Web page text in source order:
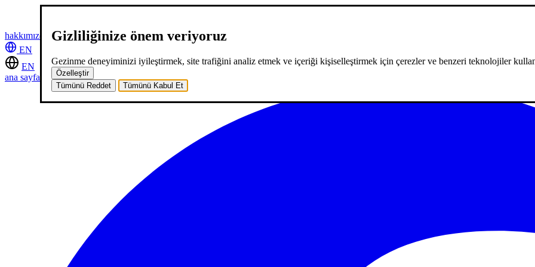
Gizliliğinize önem veriyoruz
Gezinme deneyiminizi iyileştirmek, site trafiğini analiz etmek ve içeriği kişiselleştirmek için çerezler ve benzeri teknolojiler
Özelleştir
Tümünü Reddet
Tümünü Kabul Et
hakkımızda hizmetlerimizneler yaptıkkariyer2 blogiletişim
EN
EN
ana sayfa
hakkımızdahizmetlerimizneler yaptık